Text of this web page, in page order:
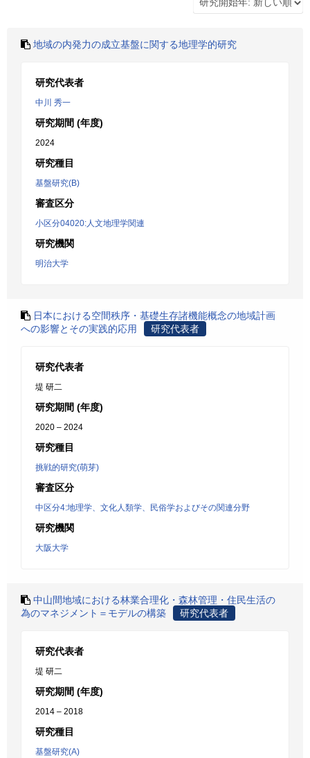
地域の内発力の成立基盤に関する地理学的研究
研究代表者
中川 秀一
研究期間 (年度)
2024
研究種目
基盤研究(B)
審査区分
小区分04020:人文地理学関連
研究機関
明治大学
日本における空間秩序・基礎生存諸機能概念の地域計画
への影響とその実践的応用
研究代表者
研究代表者
堤 研二
研究期間 (年度)
2020 – 2024
研究種目
挑戦的研究(萌芽)
審査区分
中区分4:地理学、文化人類学、民俗学およびその関連分野
研究機関
大阪大学
中山間地域における林業合理化・森林管理・住民生活の
為のマネジメント＝モデルの構築
研究代表者
研究代表者
堤 研二
研究期間 (年度)
2014 – 2018
研究種目
基盤研究(A)